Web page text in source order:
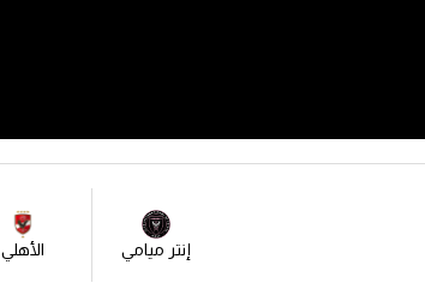
إنتر ميامي الأهلي